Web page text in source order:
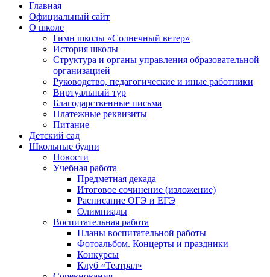
Главная
Официальный сайт
О школе
Гимн школы «Солнечный ветер»
История школы
Структура и органы управления образовательной
организацией
Руководство, педагогические и иные работники
Виртуальный тур
Благодарственные письма
Платежные реквизиты
Питание
Детский сад
Школьные будни
Новости
Учебная работа
Предметная декада
Итоговое сочинение (изложение)
Расписание ОГЭ и ЕГЭ
Олимпиады
Воспитательная работа
Планы воспитательной работы
Фотоальбом. Концерты и праздники
Конкурсы
Клуб «Театрал»